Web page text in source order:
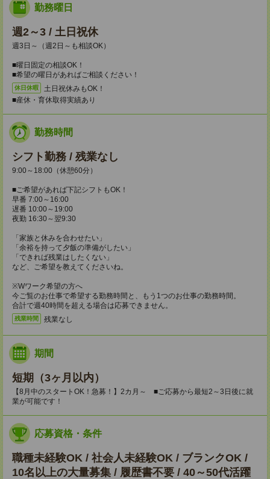
勤務曜日
週2～3 / 土日祝休
週3日～（週2日～も相談OK）
■曜日固定の相談OK！
■希望の曜日があればご相談ください！
休日休暇
土日祝休みもOK！
■産休・育休取得実績あり
勤務時間
シフト勤務 / 残業なし
9:00～18:00（休憩60分）
■ご希望があれば下記シフトもOK！
早番 7:00～16:00
遅番 10:00～19:00
夜勤 16:30～翌9:30
「家族と休みを合わせたい」
「余裕を持って夕飯の準備がしたい」
「できれば残業はしたくない」
など、ご希望を教えてくださいね。
※Wワーク希望の方へ
今ご覧のお仕事で希望する勤務時間と、もう1つのお仕事の勤務時間。
合計で週40時間を超える場合は応募できません。
残業時間 残業なし
期間
短期（3ヶ月以内）
【8月中のスタートOK！急募！】2カ月～ ■ご応募から最短2～3日後に就
業が可能です！
応募資格・条件
職種未経験OK / 社会人未経験OK / ブランクOK /
10名以上の大量募集 / 履歴書不要 / 40～50代活躍